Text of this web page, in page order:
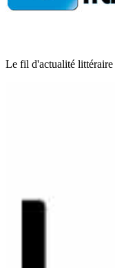
Le fil d'actualité littéraire